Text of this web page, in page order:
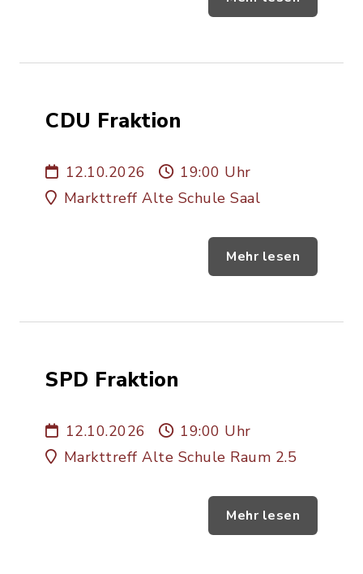
CDU Fraktion
12.10.2026
19:00 Uhr
Markttreff Alte Schule Saal
Mehr lesen
SPD Fraktion
12.10.2026
19:00 Uhr
Markttreff Alte Schule Raum 2.5
Mehr lesen